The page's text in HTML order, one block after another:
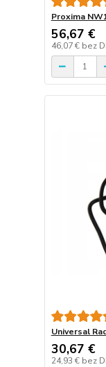
Proxima
56,67 €
46,07 € bez
Universal
30,67 €
24,93 € bez